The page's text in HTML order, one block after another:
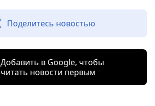
Поделитесь новостью
Добавить в Google, чтобы
читать новости первым